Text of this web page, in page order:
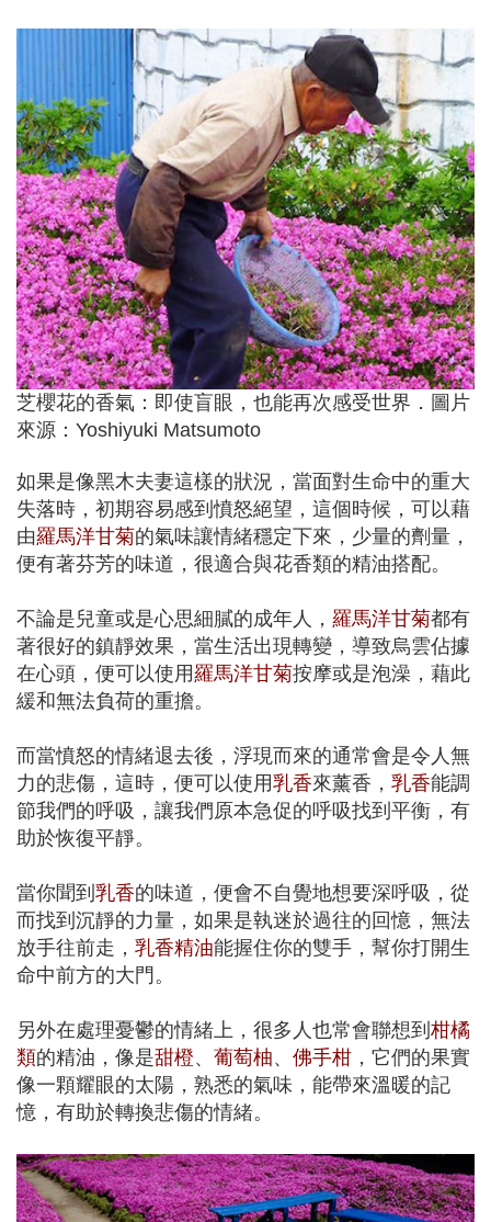
芝櫻花的香氣：即使盲眼，也能再次感受世界．圖片
來源：Yoshiyuki Matsumoto
如果是像黑木夫妻這樣的狀況，當面對生命中的重大
失落時，初期容易感到憤怒絕望，這個時候，可以藉
由羅馬洋甘菊的氣味讓情緒穩定下來，少量的劑量，
便有著芬芳的味道，很適合與花香類的精油搭配。
不論是兒童或是心思細膩的成年人， 羅馬洋甘菊都有
著很好的鎮靜效果，當生活出現轉變，導致烏雲佔據
在心頭，便可以使用羅馬洋甘菊按摩或是泡澡，藉此
緩和無法負荷的重擔。
而當憤怒的情緒退去後，浮現而來的通常會是令人無
力的悲傷，這時，便可以使用乳香來薰香， 乳香能調
節我們的呼吸，讓我們原本急促的呼吸找到平衡，有
助於恢復平靜。
當你聞到 乳香的味道，便會不自覺地想要深呼吸，從
而找到沉靜的力量，如果是執迷於過往的回憶，無法
放手往前走， 乳香精油能握住你的雙手，幫你打開生
命中前方的大門。
另外在處理憂鬱的情緒上，很多人也常會聯想到 柑橘
類的精油，像是甜橙、 葡萄柚、 佛手柑 ，它們的果實
像一顆耀眼的太陽，熟悉的氣味，能帶來溫暖的記
憶，有助於轉換悲傷的情緒。